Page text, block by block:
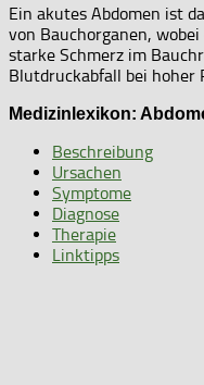
Ein akutes Abdomen ist
von Bauchorganen,
starke Schmerz im
Blutdruckabfall bei hoher
Medizinlexikon:
Beschreibung
Ursachen
Symptome
Diagnose
Therapie
Linktipps